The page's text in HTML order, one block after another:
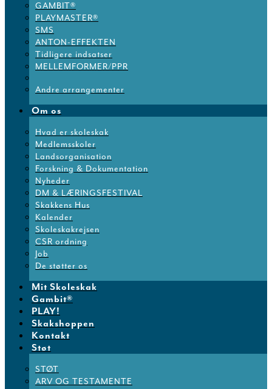
GAMBIT®
PLAYMASTER®
SMS
ANTON-EFFEKTEN
Tidligere indsatser
MELLEMFORMER/PPR
Andre arrangementer
Om os
Hvad er skoleskak
Medlemsskoler
Landsorganisation
Forskning & Dokumentation
Nyheder
DM & LÆRINGSFESTIVAL
Skakkens Hus
Kalender
Skoleskakrejsen
CSR ordning
Job
De støtter os
Mit Skoleskak
Gambit®
PLAY!
Skakshoppen
Kontakt
Støt
STØT
ARV OG TESTAMENTE